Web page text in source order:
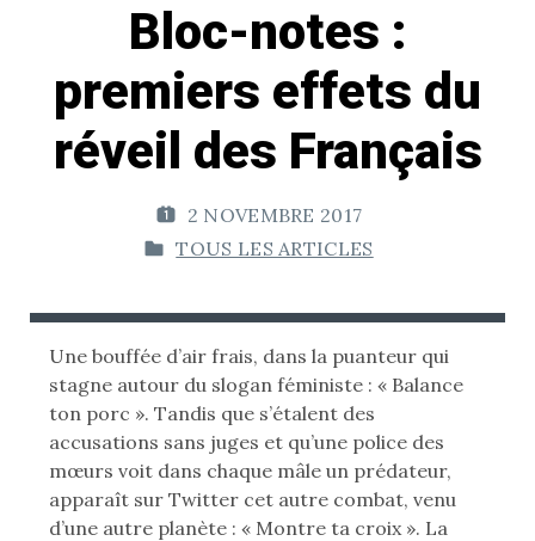
Bloc-notes :
premiers effets du
réveil des Français
P
U
L
É
L
E
2 NOVEMBRE 2017
P
B
L
I
A
TOUS LES ARTICLES
Une bouffée d’air frais, dans la puanteur qui
stagne autour du slogan féministe : « Balance
ton porc ». Tandis que s’étalent des
accusations sans juges et qu’une police des
mœurs voit dans chaque mâle un prédateur,
apparaît sur Twitter cet autre combat, venu
d’une autre planète : « Montre ta croix ». La